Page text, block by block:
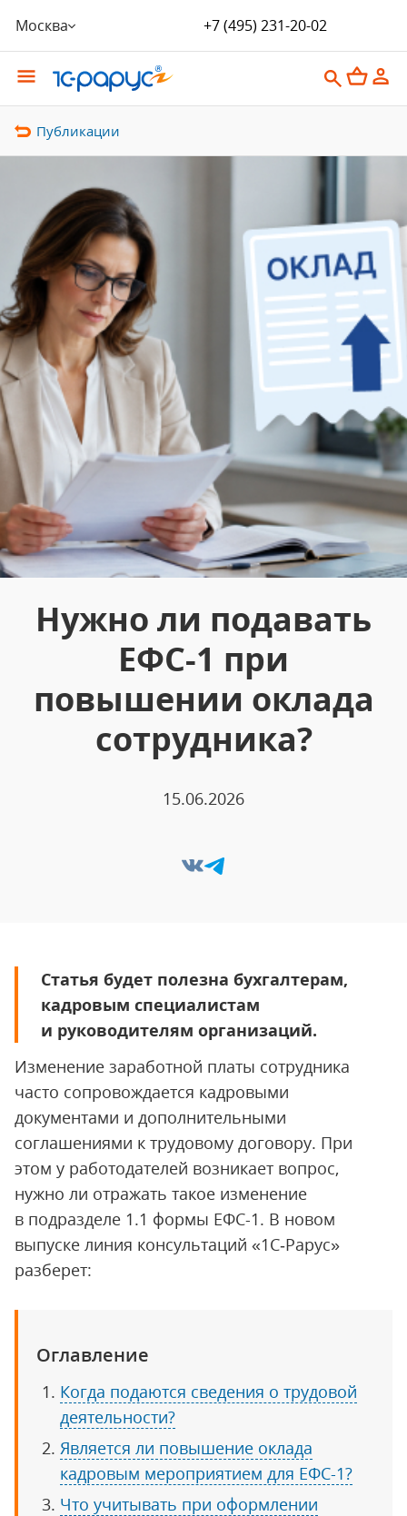
Москва +7 (495) 231-20-02
Публикации
Нужно ли подавать
ЕФС-1 при
повышении оклада
сотрудника?
15.06.2026
Статья будет полезна бухгалтерам,
кадровым специалистам
и руководителям организаций.
Изменение заработной платы сотрудника
часто сопровождается кадровыми
документами и дополнительными
соглашениями к трудовому договору. При
этом у работодателей возникает вопрос,
нужно ли отражать такое изменение
в подразделе 1.1 формы ЕФС-1. В новом
выпуске линия консультаций «1С‑Рарус»
разберет:
Оглавление
Когда подаются сведения о трудовой
деятельности?
Является ли повышение оклада
кадровым мероприятием для ЕФС-1?
Что учитывать при оформлении